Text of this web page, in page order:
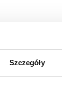
Szczegóły
I ZWROTY -